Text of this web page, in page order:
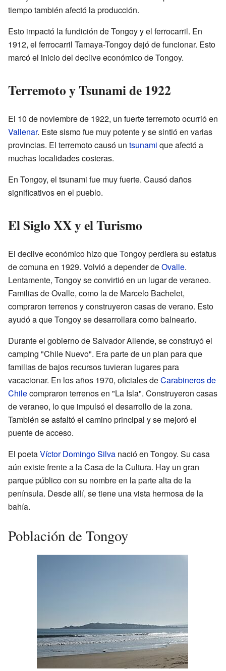
tiempo también afectó la producción.
Esto impactó la fundición de Tongoy y el ferrocarril. En
1912, el ferrocarril Tamaya-Tongoy dejó de funcionar. Esto
marcó el inicio del declive económico de Tongoy.
Terremoto y Tsunami de 1922
El 10 de noviembre de 1922, un fuerte terremoto ocurrió en
Vallenar. Este sismo fue muy potente y se sintió en varias
provincias. El terremoto causó un tsunami que afectó a
muchas localidades costeras.
En Tongoy, el tsunami fue muy fuerte. Causó daños
significativos en el pueblo.
El Siglo XX y el Turismo
El declive económico hizo que Tongoy perdiera su estatus
de comuna en 1929. Volvió a depender deOvalle.
Lentamente, Tongoy se convirtió en un lugar de veraneo.
Familias de Ovalle, como la de Marcelo Bachelet,
compraron terrenos y construyeron casas de verano. Esto
ayudó a que Tongoy se desarrollara como balneario.
Durante el gobierno de Salvador Allende, se construyó el
camping "Chile Nuevo". Era parte de un plan para que
familias de bajos recursos tuvieran lugares para
vacacionar. En los años 1970, oficiales deCarabineros de
Chilecompraron terrenos en "La Isla". Construyeron casas
de veraneo, lo que impulsó el desarrollo de la zona.
También se asfaltó el camino principal y se mejoró el
puente de acceso.
El poetaVíctor Domingo Silva nació en Tongoy. Su casa
aún existe frente a la Casa de la Cultura. Hay un gran
parque público con su nombre en la parte alta de la
península. Desde allí, se tiene una vista hermosa de la
bahía.
Población de Tongoy